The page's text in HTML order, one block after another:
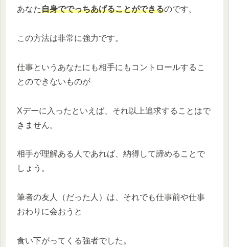
あなた自身ででっちあげることができるのです。
この方法は非常に強力です。
仕事というあなたにも相手にもコントロールするこ
とのできないものが
Xデーに入ったといえば、それ以上追求することはで
きません。
相手が理解ある人であれば、納得して諦めることで
しょう。
筆者の友人（だった人）は、それでも仕事前や仕事
おわりに会おうと
食い下がってくる強者でした。